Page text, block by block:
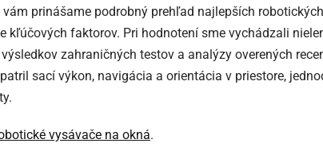
prinášame podrobný prehľad najlepších
kľúčových faktorov. Pri hodnotení sme vychádzali
zahraničných testov a analýzy overených
sací výkon, navigácia a orientácia v priestore,
vysávače na okná.